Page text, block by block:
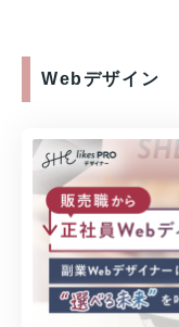
Webデザイン